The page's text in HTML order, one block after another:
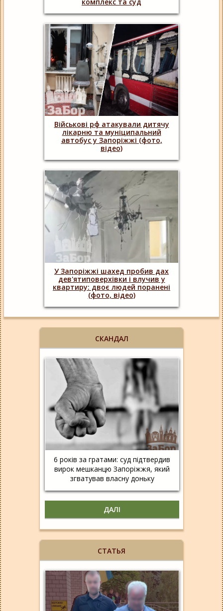
СКАНДАЛ
6 років за гратами: суд підтвердив
вирок мешканцю Запоріжжя, який
згватував власну доньку
ДАЛІ
СТАТЬЯ
Військові рф атакували дитячу
лікарню та муніципальний
автобус у Запоріжжі (фото,
відео)
У Запоріжжі шахед пробив дах
дев'ятиповерхівки і влучив у
квартиру: двоє людей поранені
(фото, відео)